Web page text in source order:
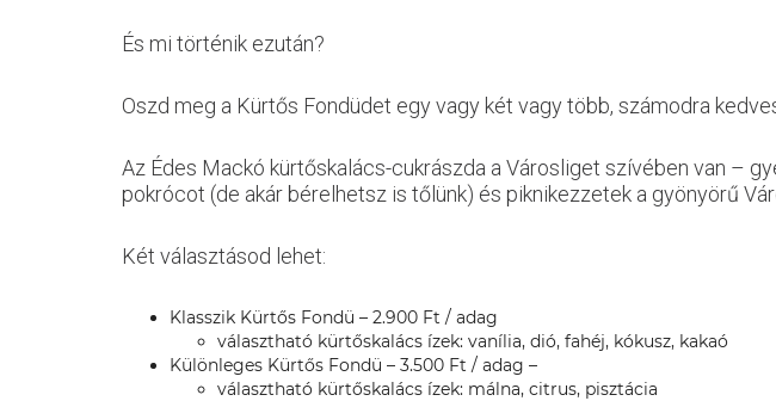
És mi történik ezután?
Oszd meg a Kürtős Fondüdet egy vagy két vagy több, számodra
Az Édes Mackó kürtőskalács-cukrászda a Városliget szívében van –
pokrócot (de akár bérelhetsz is tőlünk) és piknikezzetek a gyönyörű
Két választásod lehet:
Klasszik Kürtős Fondü – 2.900 Ft / adag
választható kürtőskalács ízek: vanília, dió, fahéj, kókusz, kakaó
Különleges Kürtős Fondü – 3.500 Ft / adag –
választható kürtőskalács ízek: málna, citrus, pisztácia